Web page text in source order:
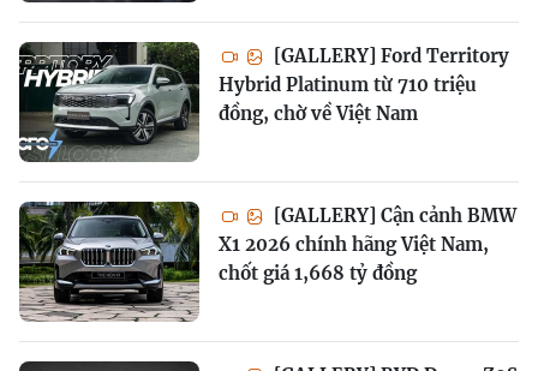
[GALLERY] Ford Territory
Hybrid Platinum từ 710 triệu
đồng, chờ về Việt Nam
[GALLERY] Cận cảnh BMW
X1 2026 chính hãng Việt Nam,
chốt giá 1,668 tỷ đồng